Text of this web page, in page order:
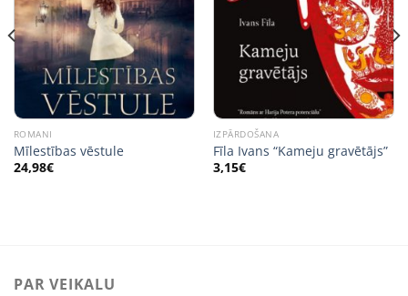
ROMANI
Mīlestības vēstule
24,98€
IZPĀRDOŠANA
Fīla Ivans “Kameju gravētājs”
3,15€
PAR VEIKALU